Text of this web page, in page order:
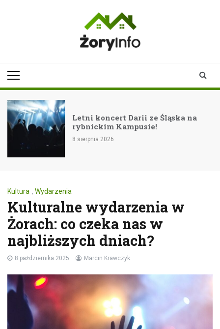
Letni koncert Darii ze Śląska na
rybnickim Kampusie!
8 sierpnia 2026
Kultura , Wydarzenia
Kulturalne wydarzenia w
Żorach: co czeka nas w
najbliższych dniach?
8 października 2025 Marcin Krawczyk